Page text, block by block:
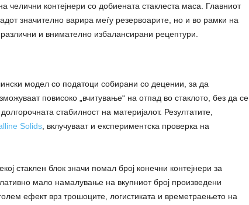
челични контејнери со добиената стаклеста маса. Главниот
значително варира меѓу резервоарите, но и во рамки на
и внимателно избалансирани рецептури.
модел со податоци собирани со децении, за да
повисоко „вчитување“ на отпад во стаклото, без да се
стабилност на материјалот. Резултатите,
Solids, вклучуваат и експериментска проверка на
стаклен блок значи помал број конечни контејнери за
мало намалување на вкупниот број произведени
ефект врз трошоците, логистиката и времетраењето на